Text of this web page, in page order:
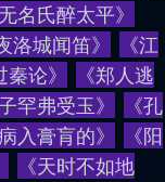
无名氏醉太平》
洛城闻笛》 《江
秦论》 《郑人逃
罕弗受玉》 《孔
入膏肓的》 《阳
《天时不如地